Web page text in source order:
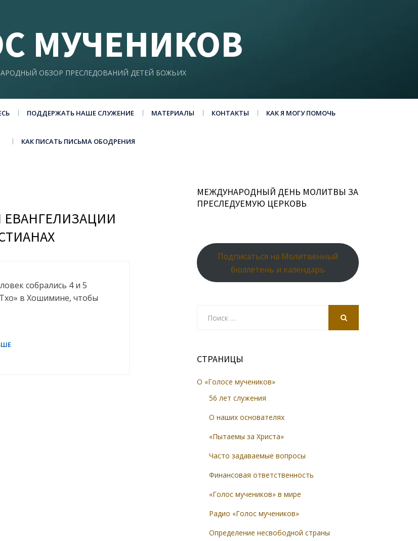
МУЧЕНИКОВ
ОБЗОР ПРЕСЛЕДОВАНИЙ ДЕТЕЙ БОЖЬИХ
ПОДДЕРЖАТЬ НАШЕ СЛУЖЕНИЕ МАТЕРИАЛЫ КОНТАКТЫ КАК Я МОГУ ПОМОЧЬ
КАК ПИСАТЬ ПИСЬМА ОБОДРЕНИЯ
собрались 4 и 5
в Хошимине, чтобы
МЕЖДУНАРОДНЫЙ ДЕНЬ МОЛИТВЫ ЗА
ПРЕСЛЕДУЕМУЮ ЦЕРКОВЬ
Подписаться на Молитвенный
бюллетень и календарь
СТРАНИЦЫ
О «Голосе мучеников»
56 лет служения
О наших основателях
«Пытаемы за Христа»
Часто задаваемые вопросы
Финансовая ответственность
«Голос мучеников» в мире
Радио «Голос мучеников»
Определение несвободной страны